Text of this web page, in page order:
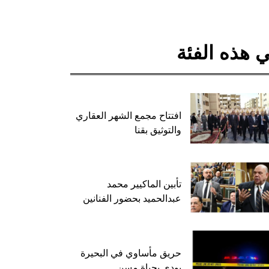
هذه الفئة
افتتاح مجمع الشهر العقاري
والتوثيق بقنا
تأبين الماكيير محمد
عبدالحميد بحضور الفنانين
حريق مأساوي في البحيرة